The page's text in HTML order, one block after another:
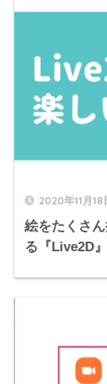
2020年11月18
絵をたくさ
る『Live2D